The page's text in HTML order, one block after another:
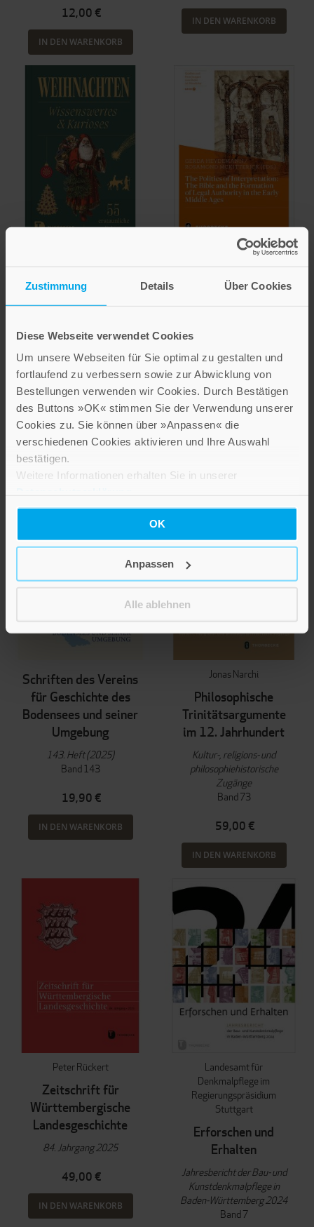
Zustimmung Details Über Cookies
Diese Webseite verwendet Cookies
Um unsere Webseiten für Sie optimal zu gestalten und
fortlaufend zu verbessern sowie zur Abwicklung von
Bestellungen verwenden wir Cookies. Durch Bestätigen
des Buttons »OK« stimmen Sie der Verwendung unserer
Cookies zu. Sie können über »Anpassen« die
verschiedenen Cookies aktivieren und Ihre Auswahl
bestätigen.
Weitere Informationen erhalten Sie in unserer
OK
Anpassen
Alle ablehnen
12,00 €
IN DEN WARENKORB
IN DEN WARENKORB
Wissenswertes und Kurioses
– 55 erstaunliche Fakten
IN DEN WARENKORB
Gerda Heydemann
Rosamond McKitterick
The Politics of
Interpretation: The
Authority in the Early
Middle Ages
Band 17
42,00 €
Schriften des Vereins
für Geschichte des
Bodensees und seiner
Umgebung
143. Heft (2025)
Band 143
19,90 €
IN DEN WARENKORB
Jonas Narchi
Philosophische
Trinitätsargumente
im 12. Jahrhundert
Kultur-, religions- und
philosophiehistorische
Zugänge
Band 73
59,00 €
IN DEN WARENKORB
Peter Rückert
Zeitschrift für
Württembergische
Landesgeschichte
84. Jahrgang 2025
49,00 €
IN DEN WARENKORB
Landesamt für
Denkmalpflege im
Regierungspräsidium
Stuttgart
Erforschen und
Erhalten
Jahresbericht der Bau- und
Kunstdenkmalpflege in
Baden-Württemberg 2024
Band 7